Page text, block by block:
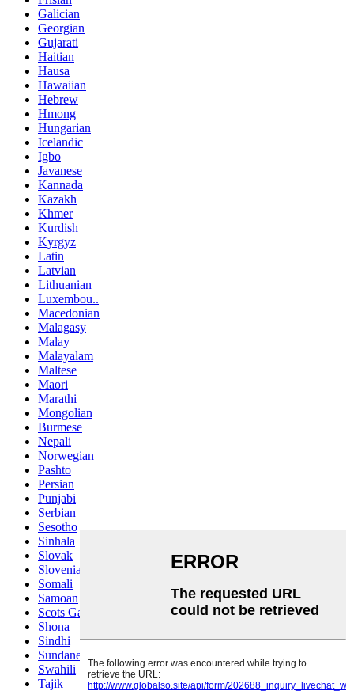
Galician
Georgian
Gujarati
Haitian
Hausa
Hawaiian
Hebrew
Hmong
Hungarian
Icelandic
Igbo
Javanese
Kannada
Kazakh
Khmer
Kurdish
Kyrgyz
Latin
Latvian
Lithuanian
Luxembou..
Macedonian
Malagasy
Malay
Malayalam
Maltese
Maori
Marathi
Mongolian
Burmese
Nepali
Norwegian
Pashto
Persian
Punjabi
Serbian
Sesotho
Sinhala
Slovak
Slovenian
Somali
Samoan
Scots Gaelic
Shona
Sindhi
Sundanese
Swahili
Tajik